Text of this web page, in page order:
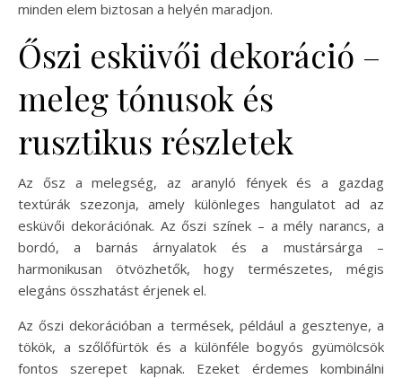
minden elem biztosan a helyén maradjon.
Őszi esküvői dekoráció –
meleg tónusok és
rusztikus részletek
Az ősz a melegség, az aranyló fények és a gazdag
textúrák szezonja, amely különleges hangulatot ad az
esküvői dekorációnak. Az őszi színek – a mély narancs, a
bordó, a barnás árnyalatok és a mustársárga –
harmonikusan ötvözhetők, hogy természetes, mégis
elegáns összhatást érjenek el.
Az őszi dekorációban a termések, például a gesztenye, a
tökök, a szőlőfürtök és a különféle bogyós gyümölcsök
fontos szerepet kapnak. Ezeket érdemes kombinálni